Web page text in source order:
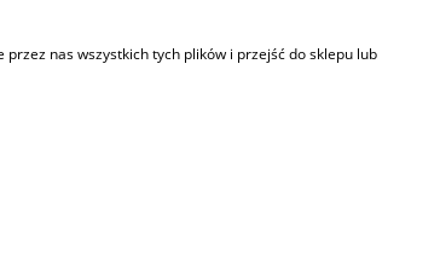
nas wszystkich tych plików i przejść do sklepu lub